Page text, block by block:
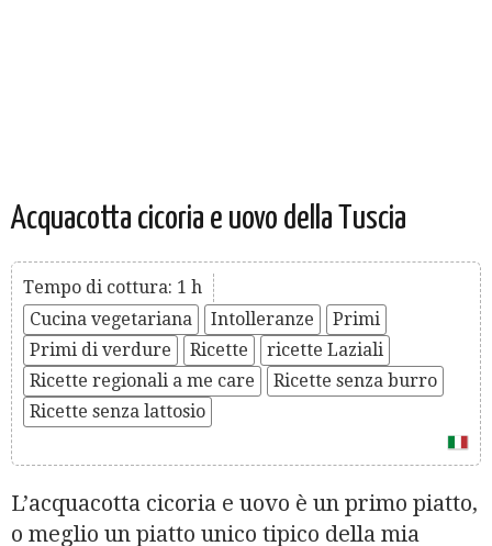
Acquacotta cicoria e uovo della Tuscia
Tempo di cottura: 1 h
Cucina vegetariana
Intolleranze
Primi
Primi di verdure
Ricette
ricette Laziali
Ricette regionali a me care
Ricette senza burro
Ricette senza lattosio
L’acquacotta cicoria e uovo è un primo piatto,
o meglio un piatto unico tipico della mia